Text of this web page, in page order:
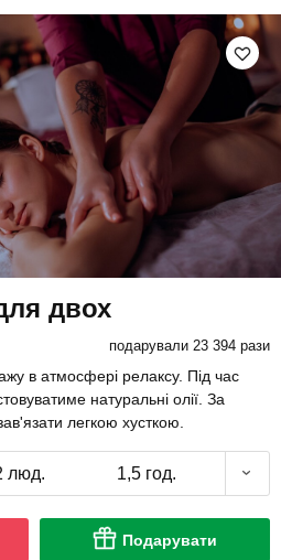
двох
подарували 23 394 рази
в атмосфері релаксу. Під час
натуральні олії. За
легкою хусткою.
люд. 1,5 год.
Подарувати